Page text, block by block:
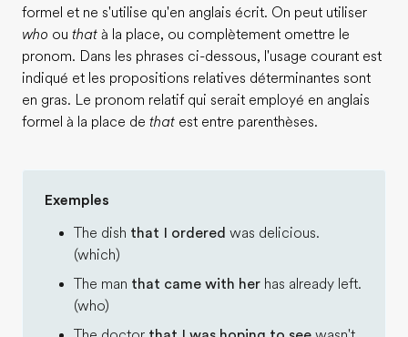
formel et ne s'utilise qu'en anglais écrit. On peut utiliser
who ou that à la place, ou complètement omettre le
pronom. Dans les phrases ci-dessous, l'usage courant est
indiqué et les propositions relatives déterminantes sont
en gras. Le pronom relatif qui serait employé en anglais
formel à la place de that est entre parenthèses.
Exemples
The dish that I ordered was delicious.
(which)
The man that came with her has already left.
(who)